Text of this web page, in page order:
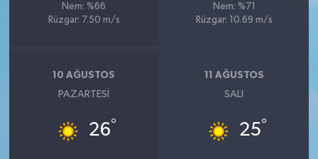
Nem: %66
Rüzgar: 7.50 m/s
Nem: %71
Rüzgar: 10.69 m/s
10 AĞUSTOS
PAZARTESI
26°
11 AĞUSTOS
SALI
25°